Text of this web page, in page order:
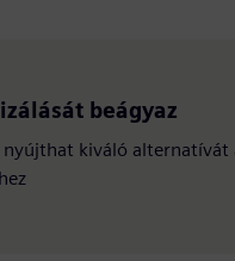
beágyaz
kiváló alternatívát